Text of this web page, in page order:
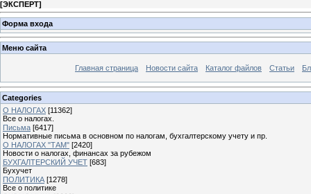
[ЭКСПЕРТ]
Форма входа
Меню сайта
Главная страница Новости сайта Каталог файлов Статьи
Categories
О НАЛОГАХ [11362]
Все о налогах.
Письма [6417]
Нормативные письма в основном по налогам, бухгалтерскому учету и пр.
О НАЛОГАХ "ТАМ" [2420]
Новости о налогах, финансах за рубежом
БУХГАЛТЕРСКИЙ УЧЕТ [683]
Бухучет
ПОЛИТИКА [1278]
Все о политике